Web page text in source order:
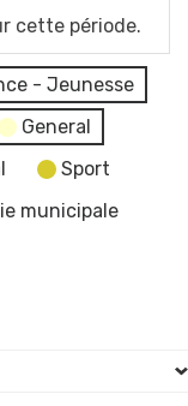
cette période.
- Jeunesse
General
Sport
municipale